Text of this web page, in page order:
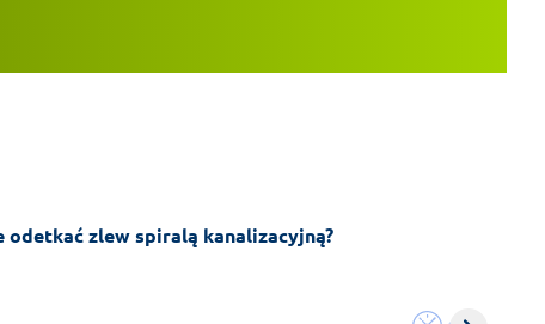
odetkać zlew spiralą kanalizacyjną?